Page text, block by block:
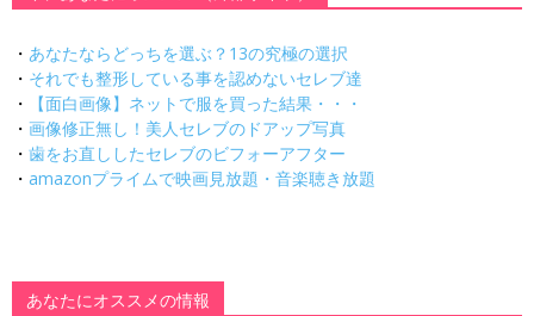
・ あなたならどっちを選ぶ？13の究極の選択
・ それでも整形している事を認めないセレブ達
・
【面白画像】ネットで服を買った結果・・・
・ 画像修正無し！美人セレブのドアップ写真
・ 歯をお直ししたセレブのビフォーアフター
・ amazonプライムで映画見放題・音楽聴き放題
あなたにオススメの情報